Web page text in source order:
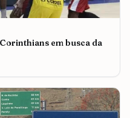
em busca da